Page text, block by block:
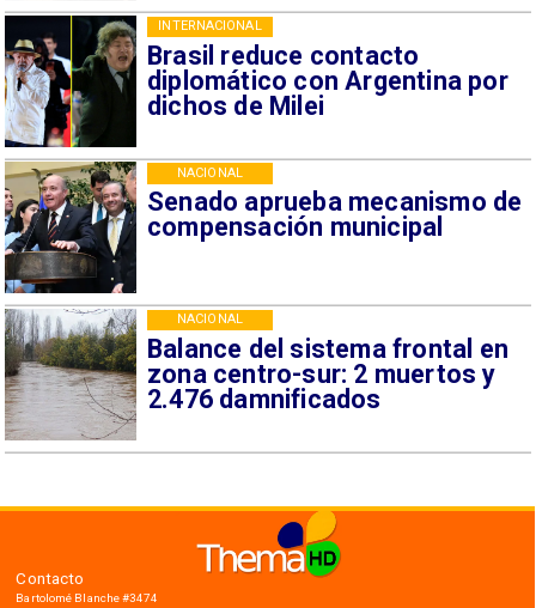
Brasil reduce contacto
diplomático con Argentina por
dichos de Milei
INTERNACIONAL
Senado aprueba mecanismo de
compensación municipal
NACIONAL
Balance del sistema frontal en
zona centro-sur: 2 muertos y
2.476 damnificados
NACIONAL
Contacto
Bartolomé Blanche #3474